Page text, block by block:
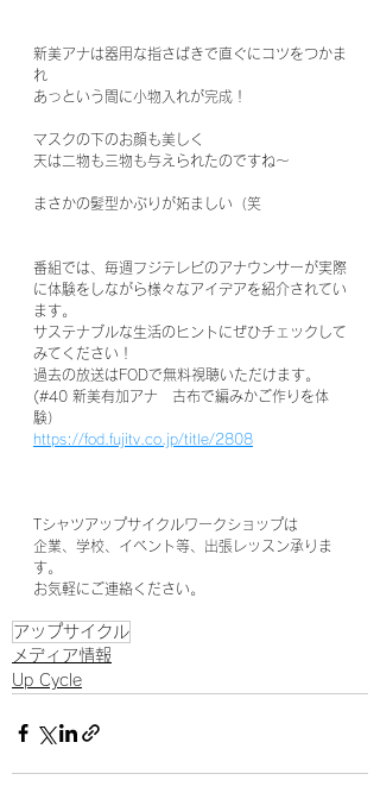
新美アナは器用な指さばきで直ぐにコツをつかま
れ
あっという間に小物入れが完成！
マスクの下のお顔も美しく
天は二物も三物も与えられたのですね〜
まさかの髪型かぶりが妬ましい（笑
番組では、毎週フジテレビのアナウンサーが実際
に体験をしながら様々なアイデアを紹介されてい
ます。
サステナブルな生活のヒントにぜひチェックして
みてください！
過去の放送はFODで無料視聴いただけます。
(#40 新美有加アナ　古布で編みかご作りを体
験）
https://fod.fujitv.co.jp/title/2808
Tシャツアップサイクルワークショップは
企業、学校、イベント等、出張レッスン承りま
す。
お気軽にご連絡ください。
アップサイクル
メディア情報
Up Cycle